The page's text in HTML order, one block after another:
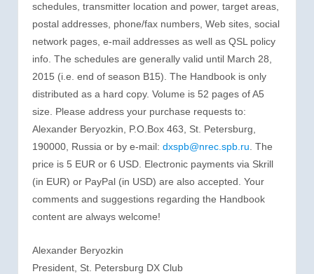
schedules, transmitter location and power, target areas,
postal addresses, phone/fax numbers, Web sites, social
network pages, e-mail addresses as well as QSL policy
info. The schedules are generally valid until March 28,
2015 (i.e. end of season B15). The Handbook is only
distributed as a hard copy. Volume is 52 pages of A5
size. Please address your purchase requests to:
Alexander Beryozkin, P.O.Box 463, St. Petersburg,
190000, Russia or by e-mail: dxspb@nrec.spb.ru . The
price is 5 EUR or 6 USD. Electronic payments via Skrill
(in EUR) or PayPal (in USD) are also accepted. Your
comments and suggestions regarding the Handbook
content are always welcome!
Alexander Beryozkin
President, St. Petersburg DX Club